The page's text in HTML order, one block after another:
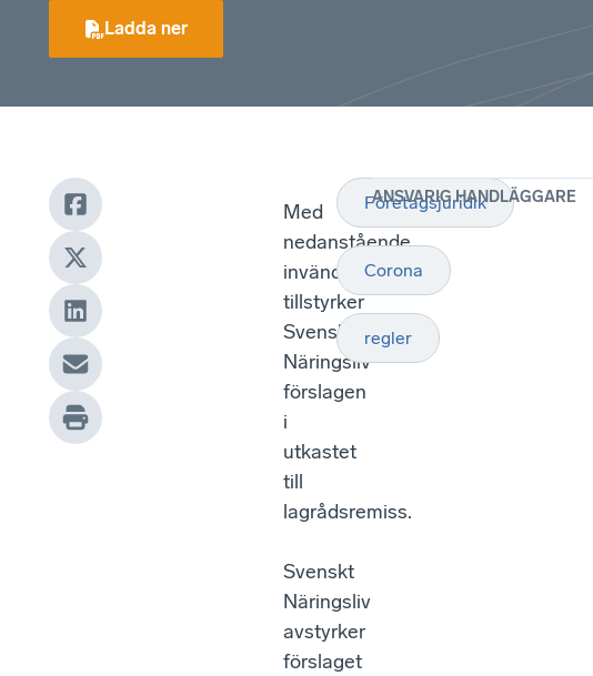
Ladda ner
Med
nedanstående
invändningar
tillstyrker
Svenskt
Näringsliv
förslagen
i
utkastet
till
lagrådsremiss.
Svenskt
Näringsliv
avstyrker
förslaget
Företagsjuridik
Corona
regler
ANSVARIG HANDLÄGGARE